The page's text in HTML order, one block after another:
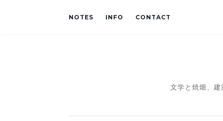
NOTES INFO CONTACT
文学と焼畑、